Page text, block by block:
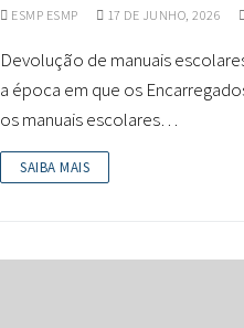
ESMP ESMP 17 DE JUNHO, 2026
Devolução de manuais
a época em que os
os manuais escolares…
SAIBA MAIS